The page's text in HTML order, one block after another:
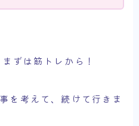
ずは筋トレから！
を考えて、続けて行きま